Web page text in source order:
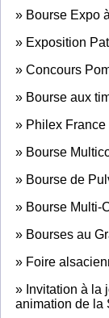
» Bourse Expo
» Exposition
» Concours
» Bourse aux
» Philex France
» Bourse
» Bourse de
» Bourse Multi-
» Bourses au
» Foire
» Invitation à la
animation de la